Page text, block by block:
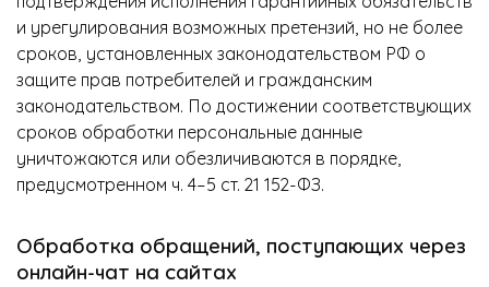
и урегулирования возможных претензий, но не более
сроков, установленных законодательством РФ о
защите прав потребителей и гражданским
законодательством. По достижении соответствующих
сроков обработки персональные данные
уничтожаются или обезличиваются в порядке,
предусмотренном ч. 4–5 ст. 21 152-ФЗ.
Обработка обращений, поступающих через
онлайн-чат на сайтах